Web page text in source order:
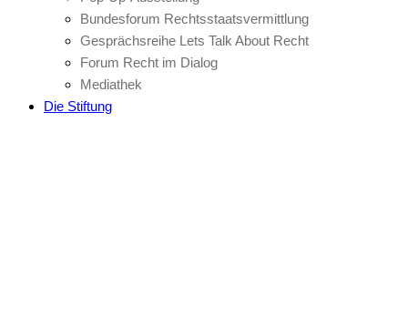
Bundesforum Rechtsstaatsvermittlung
Gesprächsreihe Lets Talk About Recht
Forum Recht im Dialog
Mediathek
Die Stiftung